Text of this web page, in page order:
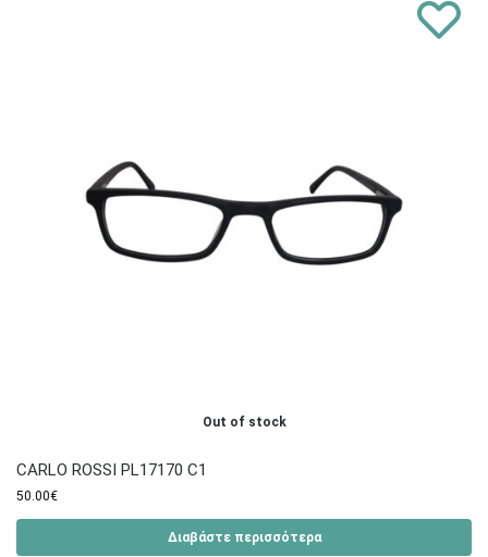
Out of stock
CARLO ROSSI PL17170 C1
50.00€
Διαβάστε περισσότερα